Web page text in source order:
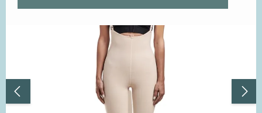
Bildergalerie überspringen